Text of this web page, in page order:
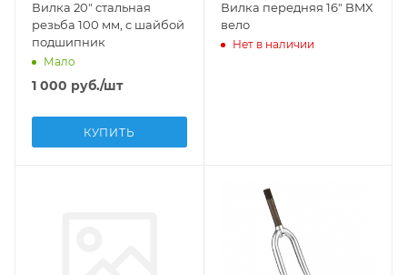
Вилка 20" стальная
резьба 100 мм, с шайбой
подшипник
Мало
1 000 руб./шт
КУПИТЬ
Вилка передняя 16" BMX
вело
Нет в наличии